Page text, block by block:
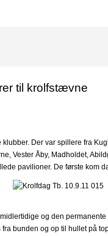
til krolfstævne
klubber. Der var spillere fra
Vester Åby, Madholdet,
pavilioner. De første kom
og den
bunden og op til hullet på